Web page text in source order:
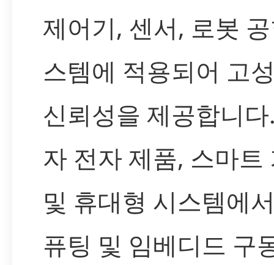
제어기, 센서, 로봇
스템에 적용되어 고
신뢰성을 제공합니
자 전자 제품, 스마트
및 휴대형 시스템에
퓨팅 및 임베디드 구